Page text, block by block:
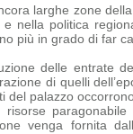
larghe zone
nella politica
più in grado di far
delle entrate
di quelli
del palazzo
venga fornita